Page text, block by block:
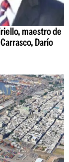
maestro de
Darío